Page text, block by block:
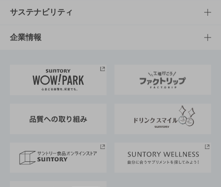
商品発売情報
栄養成分一覧
キャンペーン
工場見学
地域情報
文化・スポーツTOP
サントリーホール
サントリーサンバーズ大阪
サステナビリティ
サステナビリティTOP
サントリーが考えるサステナビリティ経営
企業情報
企業概要
採用情報